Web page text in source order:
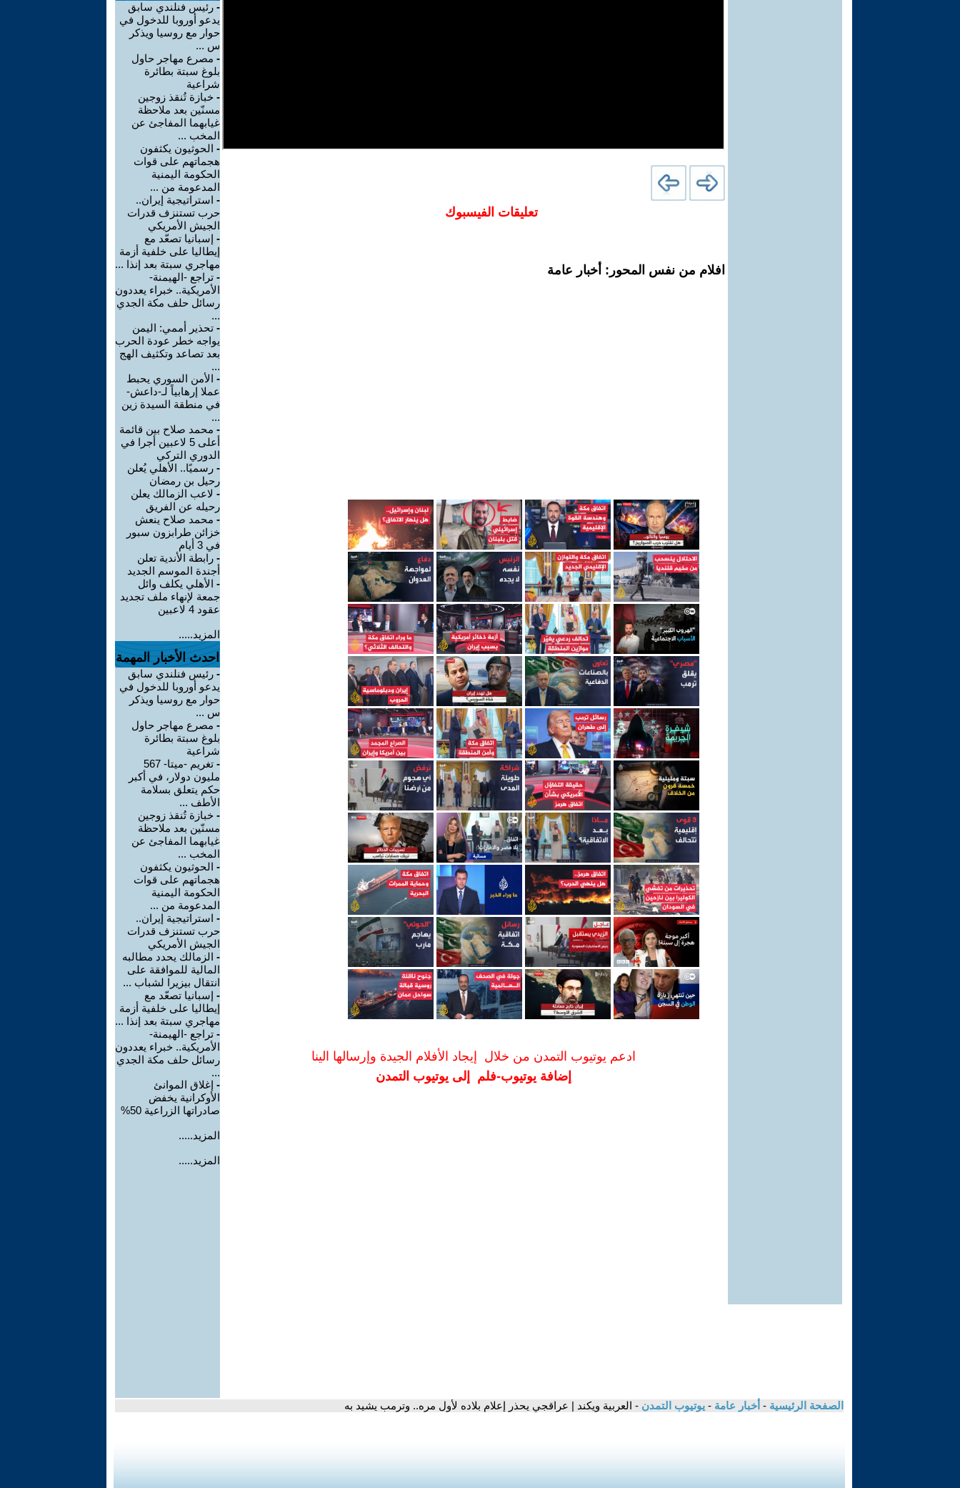
تعليقات الفيسبوك
افلام من نفس المحور: أخبار عامة
ادعم يوتيوب التمدن من خلال إيجاد الأفلام الجيدة وإرسالها الينا
إضافة يوتيوب-فلم إلى يوتيوب التمدن
- رئيس فنلندي سابق
يدعو أوروبا للدخول في
حوار مع روسيا ويذكر
س ...
- مصرع مهاجر حاول
بلوغ سبتة بطائرة
شراعية
- خبازة تُنقذ زوجين
مسنّين بعد ملاحظة
غيابهما المفاجئ عن
المخب ...
- الحوثيون يكثفون
هجماتهم على قوات
الحكومة اليمنية
المدعومة من ...
- استراتيجية إيران..
حرب تستنزف قدرات
الجيش الأمريكي
- إسبانيا تصعّد مع
إيطاليا على خلفية أزمة
مهاجري سبتة بعد إنذا ...
- تراجع -الهيمنة-
الأمريكية.. خبراء يعددون
رسائل حلف مكة الجدي
...
- تحذير أممي: اليمن
يواجه خطر عودة الحرب
بعد تصاعد وتكثيف الهج
...
- الأمن السوري يحبط
عملا إرهابياً لـ-داعش-
في منطقة السيدة زين
...
- محمد صلاح بين قائمة
أعلى 5 لاعبين أجرا في
الدوري التركي
- رسميًا.. الأهلي يُعلن
رحيل بن رمضان
- لاعب الزمالك يعلن
رحيله عن الفريق
- محمد صلاح ينعش
خزائن طرابزون سبور
في 3 أيام
- رابطة الأندية تعلن
أجندة الموسم الجديد
- الأهلي يكلف وائل
جمعة لإنهاء ملف تجديد
عقود 4 لاعبين
المزيد.....
احدث الأخبار المهمة
- رئيس فنلندي سابق
يدعو أوروبا للدخول في
حوار مع روسيا ويذكر
س ...
- مصرع مهاجر حاول
بلوغ سبتة بطائرة
شراعية
-
تغريم -ميتا- 567
مليون دولار، في أكبر
حكم يتعلق بسلامة
الأطف ...
- خبازة تُنقذ زوجين
مسنّين بعد ملاحظة
غيابهما المفاجئ عن
المخب ...
- الحوثيون يكثفون
هجماتهم على قوات
الحكومة اليمنية
المدعومة من ...
- استراتيجية إيران..
حرب تستنزف قدرات
الجيش الأمريكي
- الزمالك يحدد مطالبه
المالية للموافقة على
انتقال بيزيرا لشباب ...
- إسبانيا تصعّد مع
إيطاليا على خلفية أزمة
مهاجري سبتة بعد إنذا ...
- تراجع -الهيمنة-
الأمريكية.. خبراء يعددون
رسائل حلف مكة الجدي
...
- إغلاق الموانئ
الأوكرانية يخفض
صادراتها الزراعية 50%
المزيد.....
المزيد.....
الصفحة الرئيسية - أخبار عامة - يوتيوب التمدن - العربية ويكند | عراقجي يحذر إعلام بلاده لأول مره.. وترمب يشيد به